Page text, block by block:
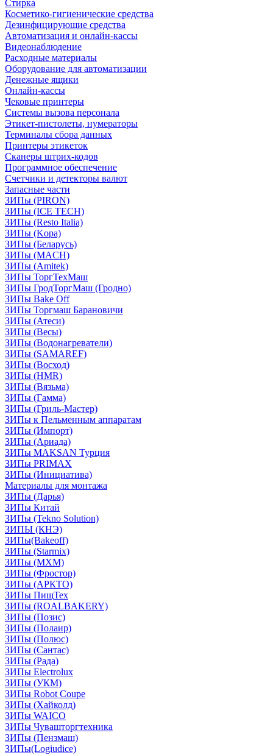
Стирка
Косметико-гигиенические средства
Дезинфицирующие средства
Автоматизация и онлайн-кассы
Видеонаблюдение
Расходные материалы
Оборудование для автоматизации
Денежные ящики
Онлайн-кассы
Чековые принтеры
Системы вызова персонала
Этикет-пистолеты, нумераторы
Терминалы сбора данных
Принтеры этикеток
Сканеры штрих-кодов
Программное обеспечение
Счетчики и детекторы валют
Запасные части
ЗИПы (PIRON)
ЗИПы (ICE TECH)
ЗИПы (Resto Italia)
ЗИПы (Kopa)
ЗИПы (Беларусь)
ЗИПы (MACH)
ЗИПы (Amitek)
ЗИПы ТоргТехМаш
ЗИПы ГродТоргМаш (Гродно)
ЗИПы Bake Off
ЗИПы Торгмаш Барановичи
ЗИПы (Атеси)
ЗИПы (Весы)
ЗИПы (Водонагреватели)
ЗИПы (SAMAREF)
ЗИПы (Восход)
ЗИПы (HMR)
ЗИПы (Вязьма)
ЗИПы (Гамма)
ЗИПы (Гриль-Мастер)
ЗИПы к Пельменным аппаратам
ЗИПы (Импорт)
ЗИПы (Ариада)
ЗИПы MAKSAN Турция
ЗИПы PRIMAX
ЗИПы (Инициатива)
Материалы для монтажа
ЗИПы (Дарья)
ЗИПы Китай
ЗИПы (Tekno Solution)
ЗИПЫ (КНЭ)
ЗИПы(Bakeoff)
ЗИПы (Starmix)
ЗИПы (МХМ)
ЗИПы (Фростор)
ЗИПы (АРКТО)
ЗИПы ПищТех
ЗИПы (ROALBAKERY)
ЗИПы (Позис)
ЗИПы (Полаир)
ЗИПы (Полюс)
ЗИПы (Сантас)
ЗИПы (Рада)
ЗИПы Electrolux
ЗИПы (УКМ)
ЗИПы Robot Coupe
ЗИПы (Хайколд)
ЗИПы WAICO
ЗИПы Чувашторгтехника
ЗИПы (Пензмаш)
ЗИПы(Logiudice)